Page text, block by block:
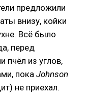
предложили
внизу, койки
Всё было
перед
пчёл из углов,
пока Johnson
не приехал.